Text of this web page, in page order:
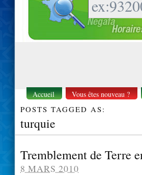
Accueil Vous êtes nouveau ?
POSTS TAGGED AS:
turquie
Tremblement de Terre
8 MARS 2010